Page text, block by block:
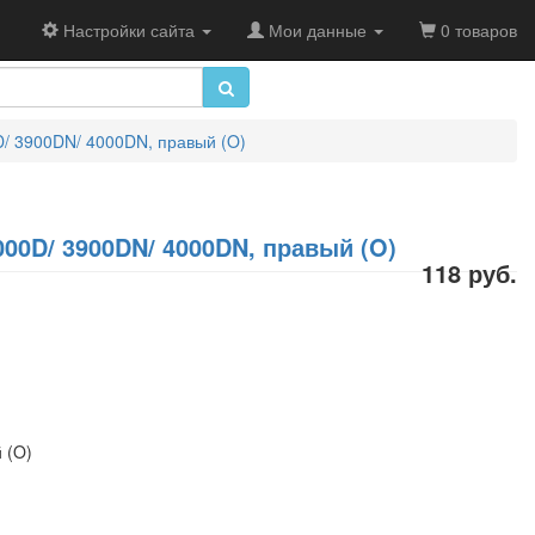
Настройки сайта Мои данные 0 товаров
3900DN/ 4000DN, правый (O)
3900DN/ 4000DN, правый (O)
118 руб.
(O)